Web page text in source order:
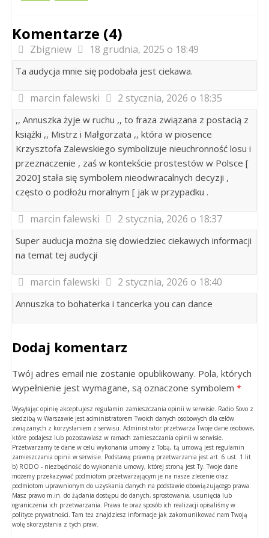
Komentarze (4)
Zbigniew 18 grudnia, 2025 o 18:49
Ta audycja mnie się podobała jest ciekawa.
marcin falewski 2 stycznia, 2026 o 18:35
,, Annuszka żyje w ruchu ,, to fraza związana z postacią z
książki ,, Mistrz i Małgorzata ,, która w piosence
Krzysztofa Zalewskiego symbolizuje nieuchronność losu i
przeznaczenie , zaś w kontekście prostestów w Polsce [
2020] stała się symbolem nieodwracalnych decyzji ,
często o podłożu moralnym [ jak w przypadku .
marcin falewski 2 stycznia, 2026 o 18:37
Super auducja można się dowiedziec ciekawych informacji
na temat tej audycji
marcin falewski 2 stycznia, 2026 o 18:40
Annuszka to bohaterka i tancerka you can dance
Dodaj komentarz
Twój adres email nie zostanie opublikowany. Pola, których
wypełnienie jest wymagane, są oznaczone symbolem *
Wysyłając opinię akceptujesz regulamin zamieszczania opinii w serwisie. Radio Sovo z
siedzibą w Warszawie jest administratorem Twoich danych osobowych dla celów
związanych z korzystaniem z serwisu. Administrator przetwarza Twoje dane osobowe,
które podajesz lub pozostawiasz w ramach zamieszczania opinii w serwisie.
Przetwarzamy te dane w celu wykonania umowy z Tobą, tą umową jest regulamin
zamieszczania opinii w serwisie. Podstawą prawną przetwarzania jest art. 6 ust. 1 lit
b) RODO - niezbędność do wykonania umowy, której stroną jest Ty. Twoje dane
możemy przekazywać podmiotom przetwarzającym je na nasze zlecenie oraz
podmiotom uprawnionym do uzyskania danych na podstawie obowiązującego prawa.
Masz prawo m.in. do żądania dostępu do danych, sprostowania, usunięcia lub
ograniczenia ich przetwarzania. Prawa te oraz sposób ich realizacji opisaliśmy w
polityce prywatności. Tam też znajdziesz informacje jak zakomunikować nam Twoją
wolę skorzystania z tych praw.